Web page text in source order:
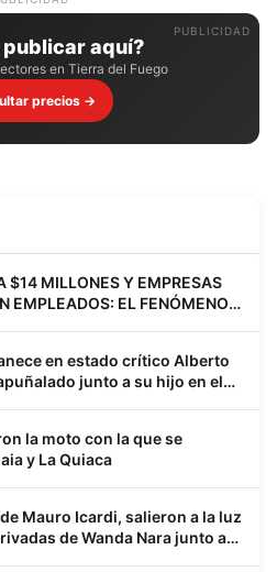
PUBLICIDAD
publicar aquí?
en Tierra del Fuego
precios →
$14 MILLONES Y EMPRESAS
EMPLEADOS: EL FENÓMENO
en estado crítico Alberto
junto a su hijo en el
la moto con la que se
y La Quiaca
Mauro Icardi, salieron a la luz
de Wanda Nara junto a